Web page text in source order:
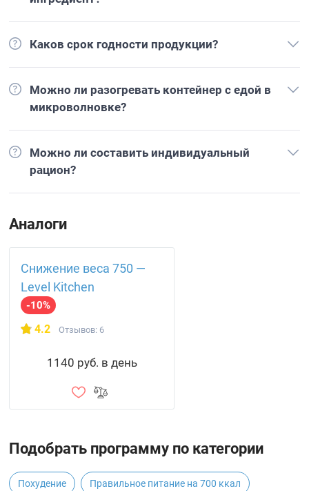
Каков срок годности продукции?
Можно ли разогревать контейнер с едой в
микроволновке?
Можно ли составить индивидуальный
рацион?
Аналоги
Снижение веса 750 —
Level Kitchen
-10%
4.2 Отзывов: 6
1140 руб. в день
Подобрать программу по категории
Похудение Правильное питание на 700 ккал